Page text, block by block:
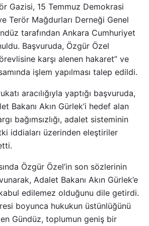
Gazisi, 15 Temmuz Demokrasi
Terör Mağdurları Derneği Genel
tarafından Ankara Cumhuriyet
Başvuruda, Özgür Özel
karşı alenen hakaret” ve
işlem yapılması talep edildi.
aracılığıyla yaptığı başvuruda,
Bakanı Akın Gürlek’i hedef alan
bağımsızlığı, adalet sisteminin
iddiaları üzerinden eleştiriler
Özgür Özel’in son sözlerinin
Adalet Bakanı Akın Gürlek’e
edilemez olduğunu dile getirdi.
boyunca hukukun üstünlüğünü
Gündüz, toplumun geniş bir